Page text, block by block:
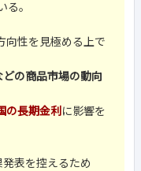
る。
向性を見極める上で
の商品市場の動向
の長期金利 に影響を
表を控えるため